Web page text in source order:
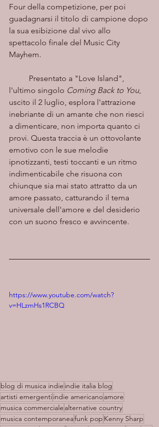
Four della competizione, per poi
guadagnarsi il titolo di campione dopo
la sua esibizione dal vivo allo
spettacolo finale del Music City
Mayhem.
l'ultimo singolo Coming Back to You,
uscito il 2 luglio, esplora l'attrazione
inebriante di un amante che non riesci
a dimenticare, non importa quanto ci
provi. Questa traccia è un ottovolante
emotivo con le sue melodie
ipnotizzanti, testi toccanti e un ritmo
indimenticabile che risuona con
chiunque sia mai stato attratto da un
amore passato, catturando il tema
universale dell'amore e del desiderio
con un suono fresco e avvincente.
https://www.youtube.com/watch?
v=HLzmHs1RCBQ
blog di musica indie indie italia blog
artisti emergentiindie americanoamore
musica commerciale alternative country
musica contemporaneafunk pop Kenny Sharp